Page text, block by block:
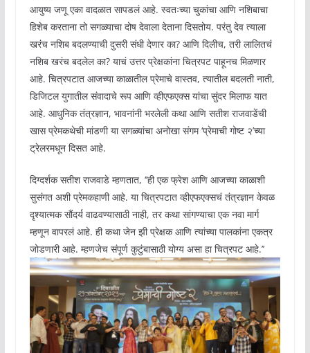
आयुष्य जणू एका वादळात सापडलं आहे. स्वतःच्या चुकांचा आणि नशिबाचा
हिशेब करताना तो सगळ्याचा दोष देवाला देताना दिसतोय. परंतु देव त्याला
खरंच नशिब बदलण्याची दुसरी संधी देणार का? आणि दिलीच, तरी लालितचं
नशिब खरंच बदलेल का? याचं उत्तर प्रेक्षकांना चित्रपट पाहूनच मिळणार
आहे. चित्रपटात आजच्या काळातील प्रेमाचे वास्तव, त्यातील बदलती नाती,
डिजिटल युगातील संवादाचे रूप आणि व्हीएफएक्स यांचा सुंदर मिलाफ यात
आहे. आधुनिक तंत्रज्ञान, भावनांनी भरलेली कथा आणि सतीश राजवाडेंची
खास प्रेमकथेची मांडणी या सगळ्यांचा अनोखा संगम ‘प्रेमाची गोष्ट २’च्या
ट्रेलरमधून दिसत आहे.
दिग्दर्शक सतीश राजवाडे म्हणतात, ‘’ही एक फ्रेश आणि आजच्या काळाशी
सुसंगत अशी प्रेमकहाणी आहे. या चित्रपटात व्हीएफएक्सचं तंत्रज्ञान केवळ
दृश्यात्मक सौंदर्य वाढवण्यासाठी नाही, तर कथा सांगण्याचा एक नवा मार्ग
म्हणून वापरलं आहे. ही कथा जेन झी प्रेक्षक आणि त्यांच्या पालकांना एकत्र
जोडणारी आहे. म्हणजेच संपूर्ण कुटुंबासाठी योग्य असा हा चित्रपट आहे.’’